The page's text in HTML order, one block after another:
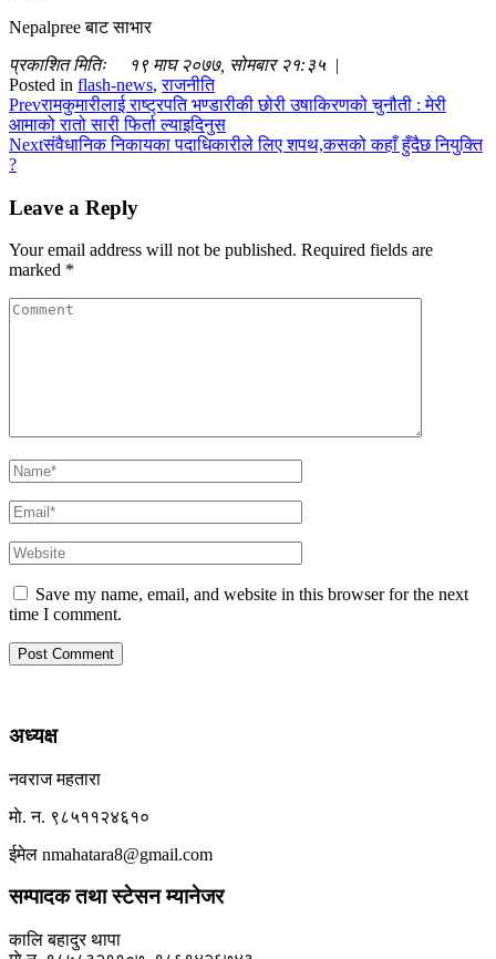
Nepalpree बाट साभार
प्रकाशित मितिः १९ माघ २०७७, सोमबार २१:३५ |
Posted in flash-news,राजनीति
Prevरामकुमारीलाई राष्ट्रपति भण्डारीकी छोरी उषाकिरणको चुनौती : मेरी
आमाको रातो सारी फिर्ता ल्याइदिनुस
Nextसंवैधानिक निकायका पदाधिकारीले लिए शपथ,कसको कहाँ हुँदैछ नियुक्ति
?
Leave a Reply
Your email address will not be published. Required fields are
marked *
Save my name, email, and website in this browser for the next
time I comment.
अध्यक्ष
नवराज महतारा
माे. न. ९८५११२४६१०
ईमेल nmahatara8@gmail.com
सम्पादक तथा स्टेसन म्यानेजर
कालि बहादुर थापा